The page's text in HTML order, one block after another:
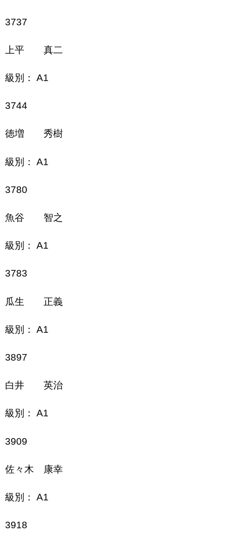
3737
上平 真二
級別： A1
3744
徳増 秀樹
級別： A1
3780
魚谷 智之
級別： A1
3783
瓜生 正義
級別： A1
3897
白井 英治
級別： A1
3909
佐々木 康幸
級別： A1
3918